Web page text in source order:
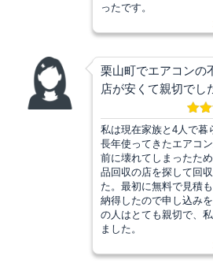
ったです。
栗山町でエアコンの
店が安くて親切でし
私は現在家族と4人で暮
長年使ってきたエアコ
前に壊れてしまったた
品回収の店を探して回
た。最初に無料で見積
納得したので申し込み
の人はとても親切で、
ました。